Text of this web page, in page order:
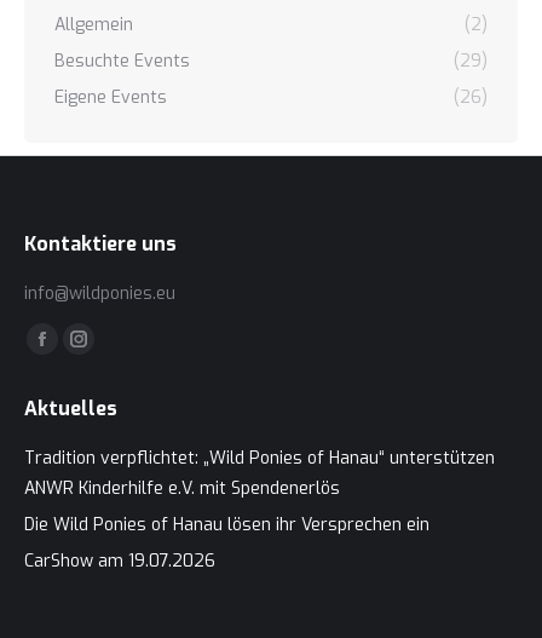
Allgemein
(2)
Besuchte Events
(29)
Eigene Events
(26)
Kontaktiere uns
info@wildponies.eu
Finden Sie uns auf:
Facebook
opens
new
Instagram
opens
new
Aktuelles
Tradition verpflichtet: „Wild Ponies of Hanau“ unterstützen
ANWR Kinderhilfe e.V. mit Spendenerlös
Die Wild Ponies of Hanau lösen ihr Versprechen ein
CarShow am 19.07.2026